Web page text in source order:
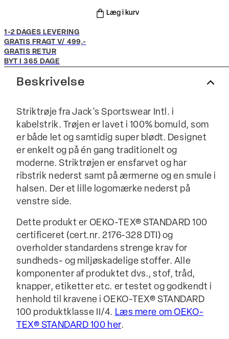
Læg i kurv
1-2 DAGES LEVERING
GRATIS FRAGT V/ 499,-
GRATIS RETUR
BYT I 365 DAGE
Beskrivelse
Striktrøje fra Jack's Sportswear Intl. i
kabelstrik. Trøjen er lavet i 100% bomuld, som
er både let og samtidig super blødt. Designet
er enkelt og på én gang traditionelt og
moderne. Striktrøjen er ensfarvet og har
ribstrik nederst samt på ærmerne og en smule i
halsen. Der et lille logomærke nederst på
venstre side.
Dette produkt er OEKO-TEX® STANDARD 100
certificeret (cert.nr. 2176-328 DTI) og
overholder standardens strenge krav for
sundheds- og miljøskadelige stoffer. Alle
komponenter af produktet dvs., stof, tråd,
knapper, etiketter etc. er testet og godkendt i
henhold til kravene i OEKO-TEX® STANDARD
100 produktklasse II/4. Læs mere om OEKO-
TEX® STANDARD 100 her.